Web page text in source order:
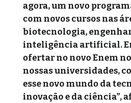
agora, um novo
com novos cursos nas
biotecnologia,
inteligência artificial.
ofertar no novo Enem
nossas universidades,
esse novo mundo da
inovação e da ciência”,